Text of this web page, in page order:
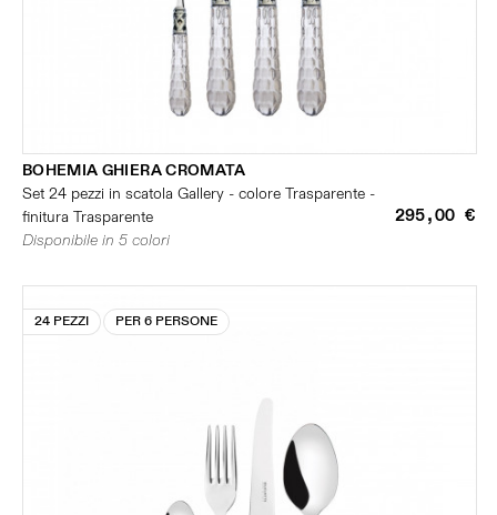
BOHEMIA GHIERA CROMATA
Set 24 pezzi in scatola Gallery - colore Trasparente -
finitura Trasparente
295,00 €
Disponibile in 5 colori
24 PEZZI PER 6 PERSONE